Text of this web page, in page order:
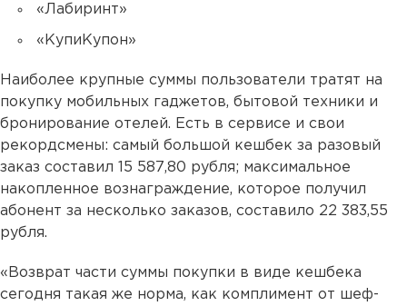
«Лабиринт»
«КупиКупон»
Наиболее крупные суммы пользователи тратят на
покупку мобильных гаджетов, бытовой техники и
бронирование отелей. Есть в сервисе и свои
рекордсмены: самый большой кешбек за разовый
заказ составил 15 587,80 рубля; максимальное
накопленное вознаграждение, которое получил
абонент за несколько заказов, составило 22 383,55
рубля.
«Возврат части суммы покупки в виде кешбека
сегодня такая же норма, как комплимент от шеф-